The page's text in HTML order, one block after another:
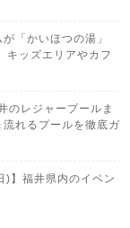
「かいほつの湯」
キッズエリアやカフ
のレジャープールま
れるプールを徹底ガ
)】福井県内のイベン